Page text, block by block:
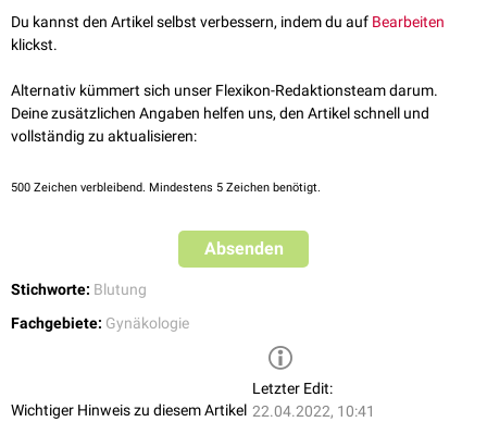
Du kannst den Artikel selbst verbessern, indem du auf Bearbeiten
klickst.
Alternativ kümmert sich unser Flexikon-Redaktionsteam darum.
Deine zusätzlichen Angaben helfen uns, den Artikel schnell und
vollständig zu aktualisieren:
500 Zeichen verbleibend. Mindestens 5 Zeichen benötigt.
Absenden
Stichworte: Blutung
Fachgebiete: Gynäkologie
Wichtiger Hinweis zu diesem Artikel
Letzter Edit:
22.04.2022, 10:41